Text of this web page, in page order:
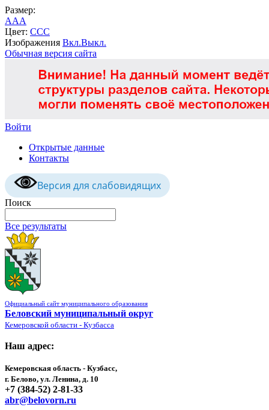
Размер:
AAA
Цвет: CCC
Изображения Вкл.Выкл.
Обычная версия сайта
Войти
Открытые данные
Контакты
Версия для слабовидящих
Поиск
Все результаты
Официальный сайт муниципального образования
Беловский муниципальный округ
Кемеровской области - Кузбасса
Наш адрес:
Кемеровская область - Кузбасс,
г. Белово, ул. Ленина, д. 10
+7 (384-52) 2-81-33
abr@belovorn.ru